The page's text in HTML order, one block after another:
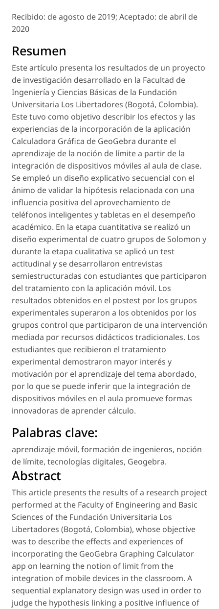
Recibido: de agosto de 2019; Aceptado: de abril de
2020
Resumen
Este artículo presenta los resultados de un proyecto
de investigación desarrollado en la Facultad de
Ingeniería y Ciencias Básicas de la Fundación
Universitaria Los Libertadores (Bogotá, Colombia).
Este tuvo como objetivo describir los efectos y las
experiencias de la incorporación de la aplicación
Calculadora Gráfica de GeoGebra durante el
aprendizaje de la noción de límite a partir de la
integración de dispositivos móviles al aula de clase.
Se empleó un diseño explicativo secuencial con el
ánimo de validar la hipótesis relacionada con una
influencia positiva del aprovechamiento de
teléfonos inteligentes y tabletas en el desempeño
académico. En la etapa cuantitativa se realizó un
diseño experimental de cuatro grupos de Solomon y
durante la etapa cualitativa se aplicó un test
actitudinal y se desarrollaron entrevistas
semiestructuradas con estudiantes que participaron
del tratamiento con la aplicación móvil. Los
resultados obtenidos en el postest por los grupos
experimentales superaron a los obtenidos por los
grupos control que participaron de una intervención
mediada por recursos didácticos tradicionales. Los
estudiantes que recibieron el tratamiento
experimental demostraron mayor interés y
motivación por el aprendizaje del tema abordado,
por lo que se puede inferir que la integración de
dispositivos móviles en el aula promueve formas
innovadoras de aprender cálculo.
Palabras clave:
aprendizaje móvil, formación de ingenieros, noción
de límite, tecnologías digitales, Geogebra.
Abstract
This article presents the results of a research project
performed at the Faculty of Engineering and Basic
Sciences of the Fundación Universitaria Los
Libertadores (Bogotá, Colombia), whose objective
was to describe the effects and experiences of
incorporating the GeoGebra Graphing Calculator
app on learning the notion of limit from the
integration of mobile devices in the classroom. A
sequential explanatory design was used in order to
judge the hypothesis linking a positive influence of